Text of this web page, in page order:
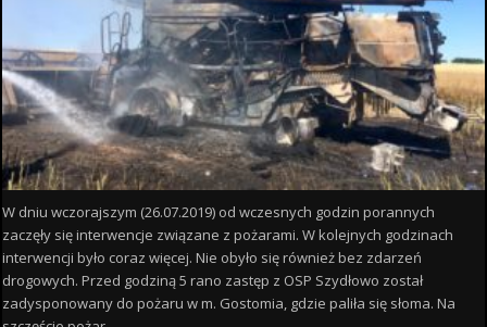
W dniu wczorajszym (26.07.2019) od wczesnych godzin porannych
zaczęły się interwencje związane z pożarami. W kolejnych godzinach
interwencji było coraz więcej. Nie obyło się również bez zdarzeń
drogowych. Przed godziną 5 rano zastęp z OSP Szydłowo został
zadysponowany do pożaru w m. Gostomia, gdzie paliła się słoma. Na